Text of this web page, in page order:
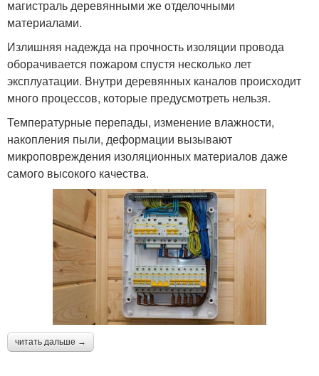
магистраль деревянными же отделочными
материалами.
Излишняя надежда на прочность изоляции провода
оборачивается пожаром спустя несколько лет
эксплуатации. Внутри деревянных каналов происходит
много процессов, которые предусмотреть нельзя.
Температурные перепады, изменение влажности,
накопления пыли, деформации вызывают
микроповреждения изоляционных материалов даже
самого высокого качества.
читать дальше →